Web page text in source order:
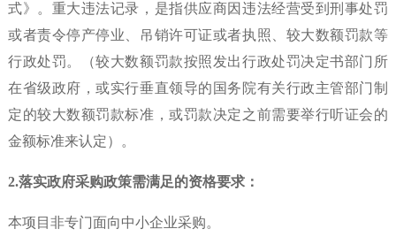
式》。重大违法记录，是指供应商因违法经营受到刑事处罚
或者责令停产停业、吊销许可证或者执照、较大数额罚款等
行政处罚。（较大数额罚款按照发出行政处罚决定书部门所
在省级政府，或实行垂直领导的国务院有关行政主管部门制
定的较大数额罚款标准，或罚款决定之前需要举行听证会的
金额标准来认定）。
2.落实政府采购政策需满足的资格要求：
本项目 非专门面向中小企业采购。